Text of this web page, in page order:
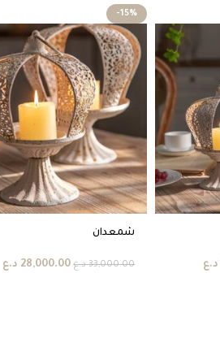
د.ع
-15%
شمعدان
33,000.00 د.ع 28,000.00 د.ع